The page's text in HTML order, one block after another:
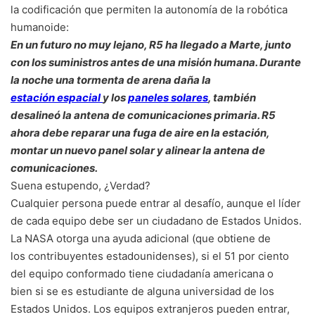
la codificación que permiten la autonomía de la robótica
humanoide:
En un futuro no muy lejano, R5 ha llegado a Marte, junto
con los suministros antes de una misión humana. Durante
la noche una tormenta de arena daña la
estación espacial y lospaneles solares, también
desalineó la antena de comunicaciones primaria. R5
ahora debe reparar una fuga de aire en la estación,
montar un nuevo panel solar y alinear la antena de
comunicaciones.
Suena estupendo, ¿Verdad?
Cualquier persona puede entrar al desafío, aunque el líder
de cada equipo debe ser un ciudadano de Estados Unidos.
La NASA otorga una ayuda adicional (que obtiene de
los contribuyentes estadounidenses), si el 51 por ciento
del equipo conformado tiene ciudadanía americana o
bien si se es estudiante de alguna universidad de los
Estados Unidos. Los equipos extranjeros pueden entrar,